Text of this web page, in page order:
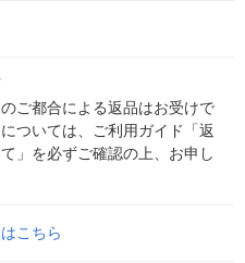
ご都合による返品はお受けで
ついては、ご利用ガイド「返
」を必ずご確認の上、お申し
こちら